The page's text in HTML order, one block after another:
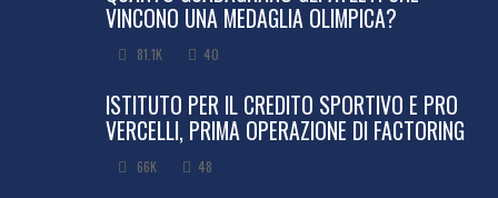
VINCONO UNA MEDAGLIA OLIMPICA?
81.1K 40
ISTITUTO PER IL CREDITO SPORTIVO E PRO
VERCELLI, PRIMA OPERAZIONE DI FACTORING
66K 48